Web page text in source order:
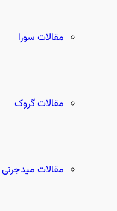
مقالات سورا
مقالات گروک
مقالات میدجرنی